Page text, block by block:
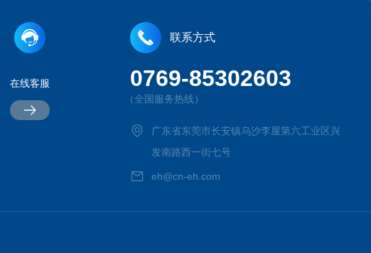
在线客服
联系方式
0769-85302603
（全国服务热线）
广东省东莞市长安镇乌沙李屋第六工业区兴
发南路西一街七号
eh@cn-eh.com